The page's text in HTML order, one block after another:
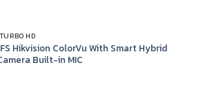
HD
Hikvision ColorVu With Smart Hybrid
Built-in MIC